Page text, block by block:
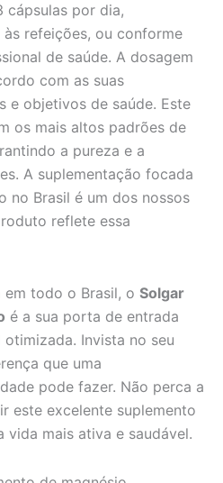
cápsulas por dia,
refeições, ou conforme
de saúde. A dosagem
com as suas
e objetivos de saúde. Este
os mais altos padrões de
a pureza e a
A suplementação focada
no Brasil é um dos nossos
reflete essa
todo o Brasil, o Solgar
é a sua porta de entrada
Invista no seu
que uma
pode fazer. Não perca a
este excelente suplemento
vida mais ativa e saudável.